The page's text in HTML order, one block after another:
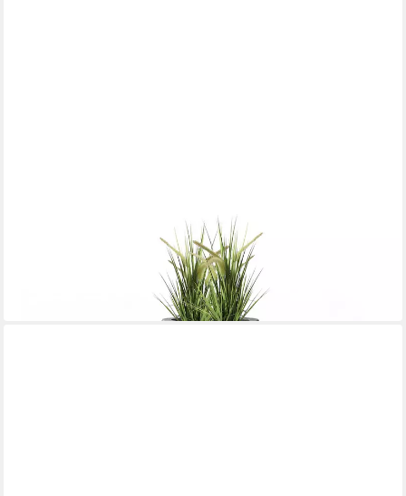
Gartenbrunnen moderner Springbrunnen mit LED Beleuchtung
bepflanzbar Steinoptik 81cm